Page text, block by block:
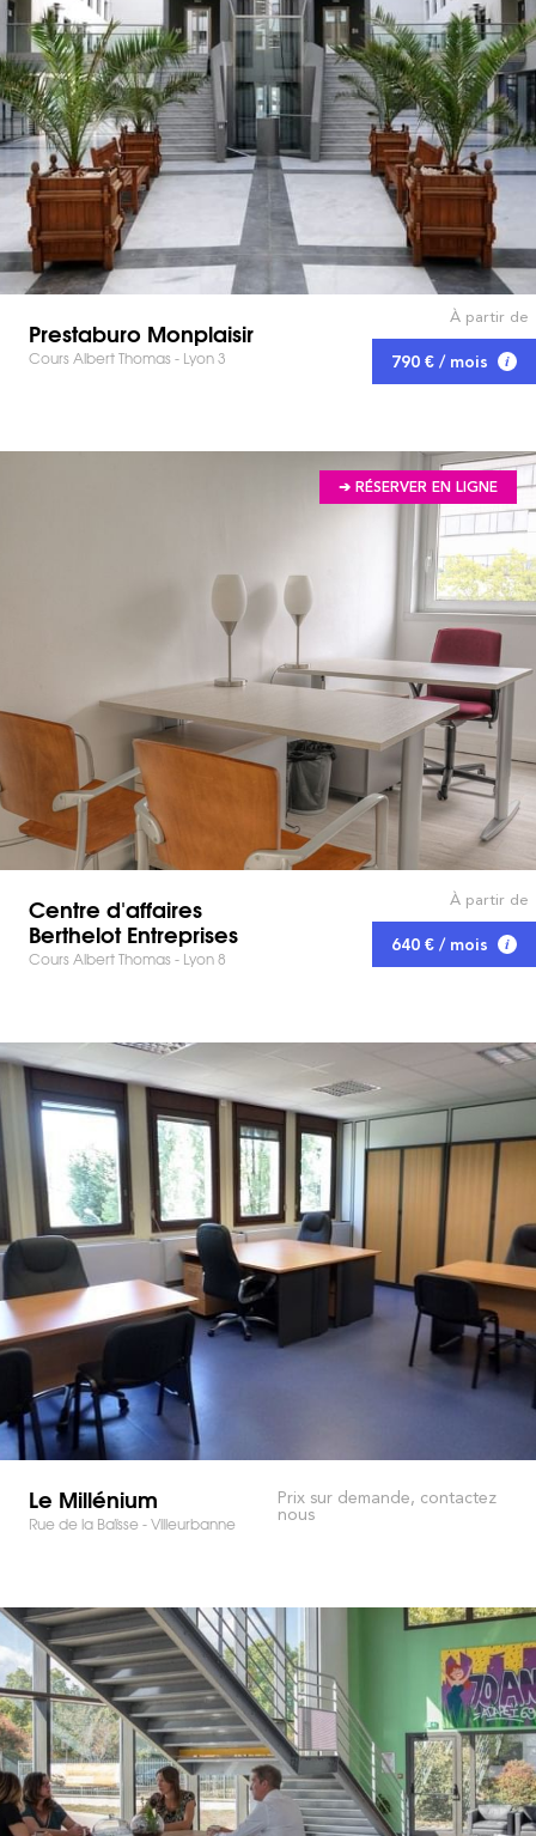
Prestaburo Monplaisir
Cours Albert Thomas - Lyon 3
À partir de
790 € / mois
➔ RÉSERVER EN LIGNE
Centre d'affaires
Berthelot Entreprises
Cours Albert Thomas - Lyon 8
À partir de
640 € / mois
Le Millénium
Rue de la Baïsse - Villeurbanne
Prix sur demande, contactez
nous